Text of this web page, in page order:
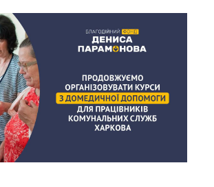
при масштабных
С такой
в Фонд обратилось